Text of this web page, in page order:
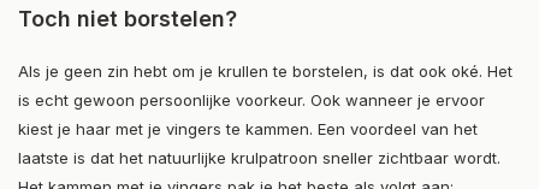
Toch niet borstelen?
Als je geen zin hebt om je krullen te borstelen, is dat ook oké. Het
is echt gewoon persoonlijke voorkeur. Ook wanneer je ervoor
kiest je haar met je vingers te kammen. Een voordeel van het
laatste is dat het natuurlijke krulpatroon sneller zichtbaar wordt.